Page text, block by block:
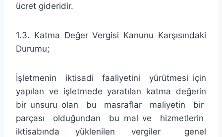
ücret gideridir.
1.3. Katma Değer Vergisi Kanunu Karşısındaki
Durumu;
İşletmenin iktisadi faaliyetini yürütmesi için
yapılan ve işletmede yaratılan katma değerin
bir unsuru olan bu masraflar maliyetin bir
parçası olduğundan bu mal ve hizmetlerin
iktisabında yüklenilen vergiler genel